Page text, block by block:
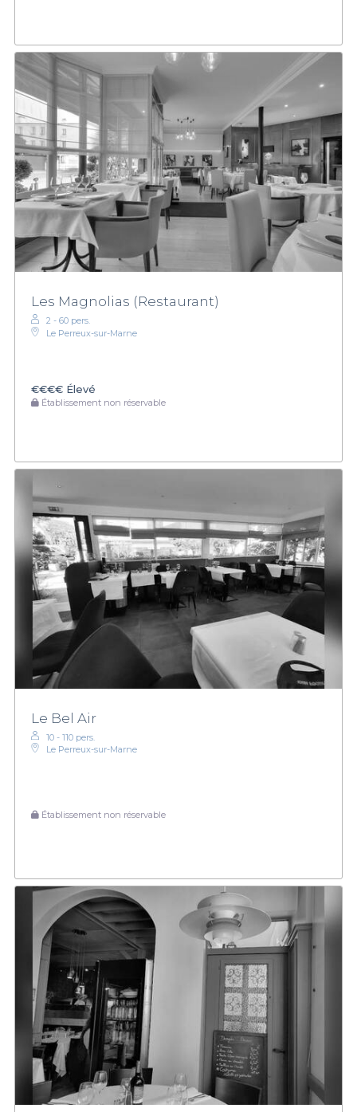
Les Magnolias (Restaurant)
2 - 60 pers.
Le Perreux-sur-Marne
€€€€ Élevé
Établissement non réservable
Le Bel Air
10 - 110 pers.
Le Perreux-sur-Marne
Établissement non réservable